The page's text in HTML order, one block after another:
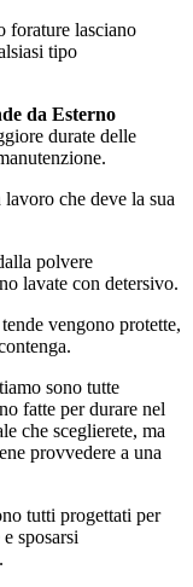
forature lasciano
tipo
da Esterno
durate delle
che deve la sua
polvere
lavate con detersivo.
vengono protette,
sono tutte
fatte per durare nel
che sceglierete, ma
provvedere a una
tutti progettati per
sposarsi